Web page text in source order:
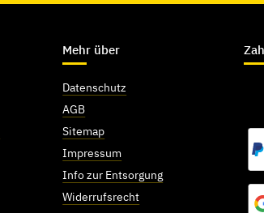
Mehr über
Datenschutz
AGB
Sitemap
Impressum
Info zur Entsorgung
Widerrufsrecht